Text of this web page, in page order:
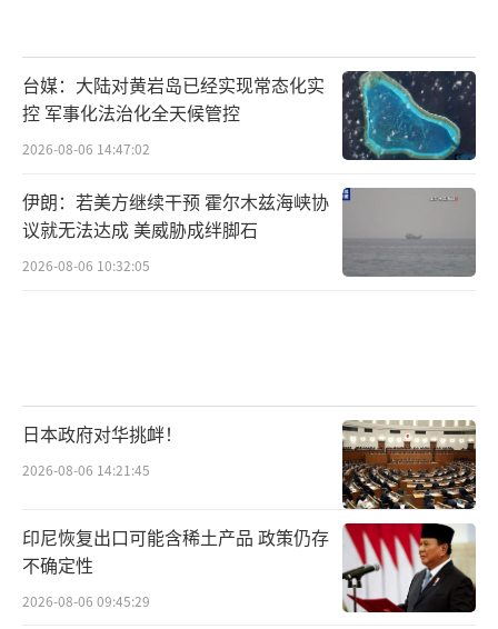
台媒：大陆对黄岩岛已经实现常态化实
控 军事化法治化全天候管控
2026-08-06 14:47:02
伊朗：若美方继续干预 霍尔木兹海峡协
议就无法达成 美威胁成绊脚石
2026-08-06 10:32:05
日本政府对华挑衅！
2026-08-06 14:21:45
印尼恢复出口可能含稀土产品 政策仍存
不确定性
2026-08-06 09:45:29